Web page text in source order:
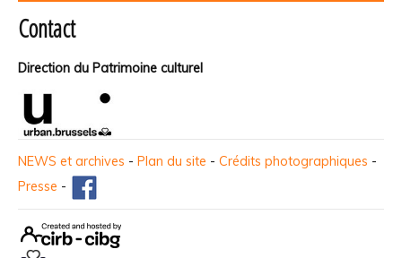
Contact
Direction du Patrimoine culturel
NEWS et archives - Plan du site - Crédits photographiques -
Presse -